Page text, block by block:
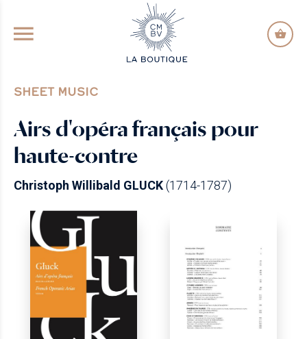
GO TO PRINCIPAL CONTENT
SHEET MUSIC
Airs d'opéra français pour
haute-contre
Christoph Willibald GLUCK(1714-1787)